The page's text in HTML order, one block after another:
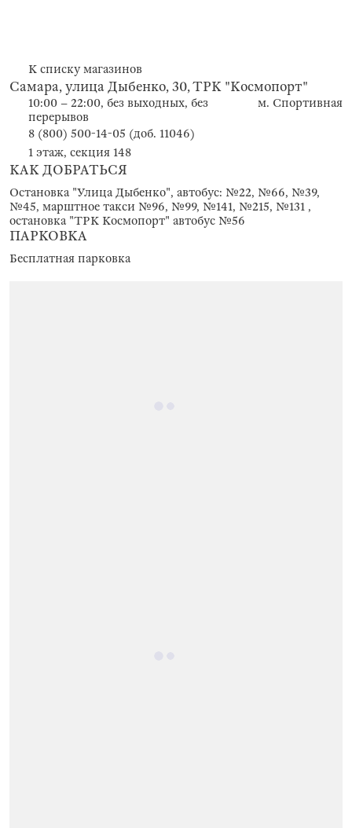
К списку магазинов
Самара, улица Дыбенко, 30, ТРК "Космопорт"
10:00 – 22:00, без выходных, без
перерывов
8 (800) 500-14-05 (доб. 11046)
1 этаж, секция 148
м. Спортивная
КАК ДОБРАТЬСЯ
Остановка "Улица Дыбенко", автобус: №22, №66, №39,
№45, марштное такси №96, №99, №141, №215, №131 ,
остановка "ТРК Космопорт" автобус №56
ПАРКОВКА
Бесплатная парковка